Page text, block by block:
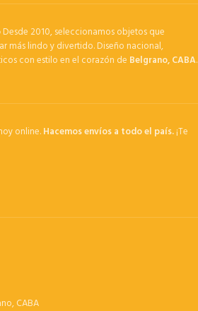
Desde 2010, seleccionamos objetos que
más lindo y divertido. Diseño nacional,
con estilo en el corazón de Belgrano, CABA.
online.Hacemos envíos a todo el país.¡Te
CABA